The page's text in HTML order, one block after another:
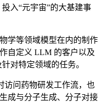
入“元宇宙”的大基建事
等领域模型在内的制作
自定义 LLM 的客户以及
对特定领域的任务。
问药物研发工作流，也
成与分子生成、分子对接